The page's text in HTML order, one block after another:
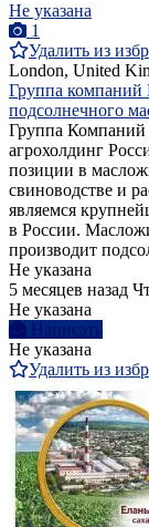
Не указана
1
Удалить из
London, United
Группа компаний
подсолнечного
Группа Компаний
агрохолдинг
позиции в
свиноводстве и
являемся
в России.
производит
Не указана
5 месяцев назад
Не указана
Написать
Не указана
Удалить из